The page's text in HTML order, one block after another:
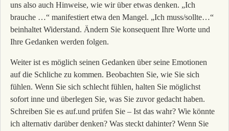
uns also auch Hinweise, wie wir über etwas denken. „Ich
brauche …“ manifestiert etwa den Mangel. „Ich muss/sollte…“
beinhaltet Widerstand. Ändern Sie konsequent Ihre Worte und
Ihre Gedanken werden folgen.
Weiter ist es möglich seinen Gedanken über seine Emotionen
auf die Schliche zu kommen. Beobachten Sie, wie Sie sich
fühlen. Wenn Sie sich schlecht fühlen, halten Sie möglichst
sofort inne und überlegen Sie, was Sie zuvor gedacht haben.
Schreiben Sie es auf.und prüfen Sie – Ist das wahr? Wie könnte
ich alternativ darüber denken? Was steckt dahinter? Wenn Sie